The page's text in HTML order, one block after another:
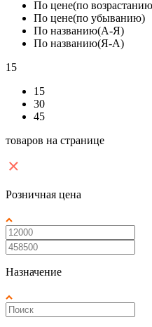
По цене(по
По цене(по убыванию)
По названию(А-Я)
По названию(Я-А)
15
15
30
45
товаров на странице
Розничная цена
Назначение